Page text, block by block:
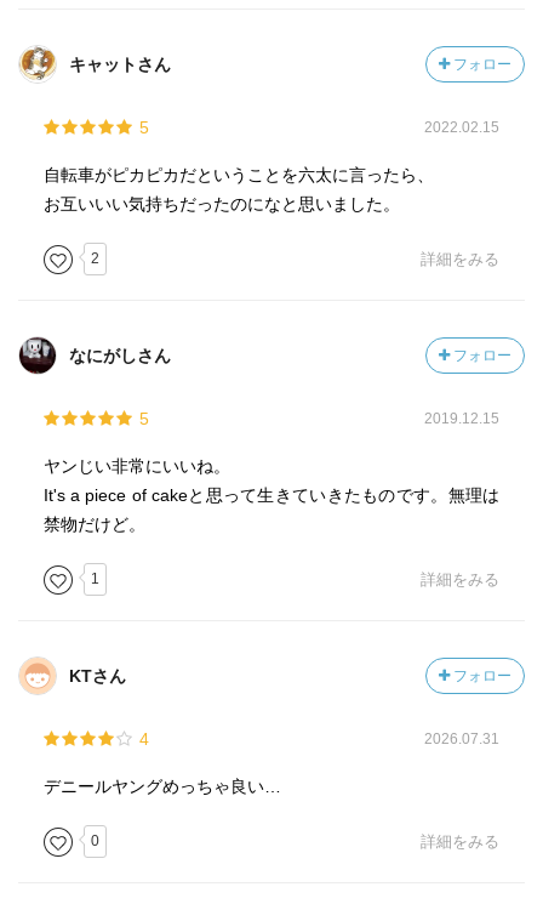
キャットさん フォロー
5 2022.02.15
自転車がピカピカだということを六太に言ったら、
お互いいい気持ちだったのになと思いました。
2 詳細をみる
なにがしさん フォロー
5 2019.12.15
ヤンじい非常にいいね。
It's a piece of cakeと思って生きていきたものです。無理は
禁物だけど。
1 詳細をみる
KTさん フォロー
4 2026.07.31
デニールヤングめっちゃ良い…
0 詳細をみる